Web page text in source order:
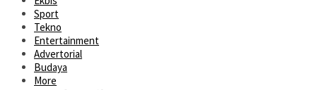
Sport
Tekno
Entertainment
Advertorial
Budaya
More